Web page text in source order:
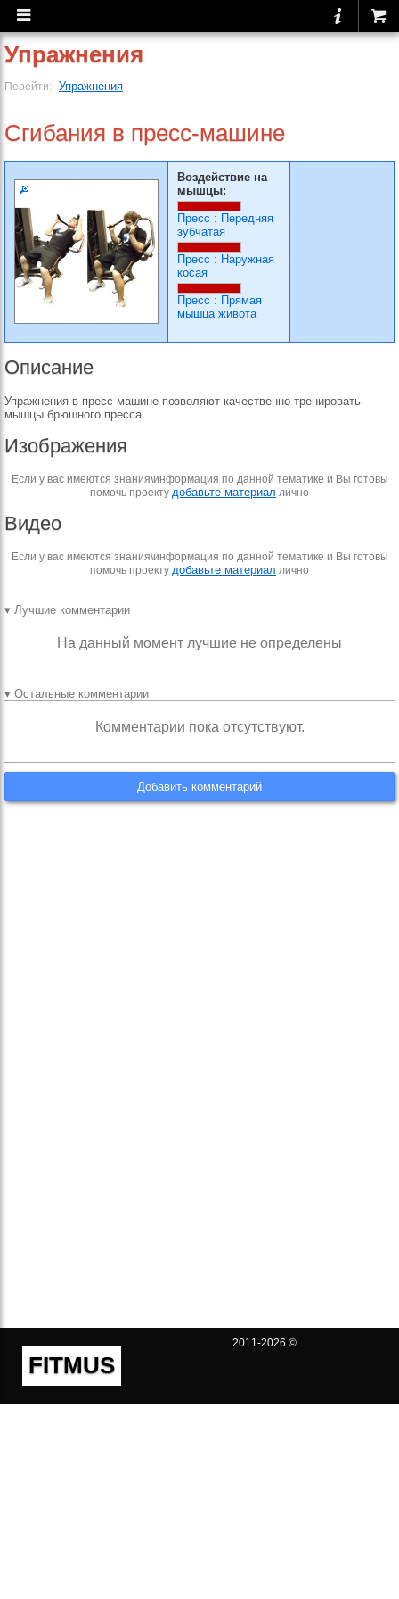
Упражнения
Перейти: Упражнения
Сгибания в пресс-машине
Воздействие на
мышцы:
Пресс : Передняя
зубчатая
Пресс : Наружная
косая
Пресс : Прямая
мышца живота
Описание
Упражнения в пресс-машине позволяют качественно тренировать
мышцы брюшного пресса.
Изображения
Если у вас имеются знания\информация по данной тематике и Вы готовы
помочь проекту добавьте материал лично
Видео
Если у вас имеются знания\информация по данной тематике и Вы готовы
помочь проекту добавьте материал лично
▾ Лучшие комментарии
На данный момент лучшие не определены
▾ Остальные комментарии
Комментарии пока отсутствуют.
Добавить комментарий
FITMUS
2011-2026 ©